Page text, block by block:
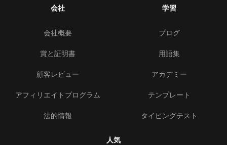
会社
会社概要
賞と証明書
顧客レビュー
アフィリエイトプログラム
法的情報
学習
ブログ
用語集
アカデミー
テンプレート
タイピングテスト
人気